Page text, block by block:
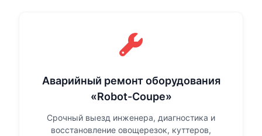
Аварийный ремонт оборудования
«Robot-Coupe»
Срочный выезд инженера, диагностика и
восстановление овощерезок, куттеров,